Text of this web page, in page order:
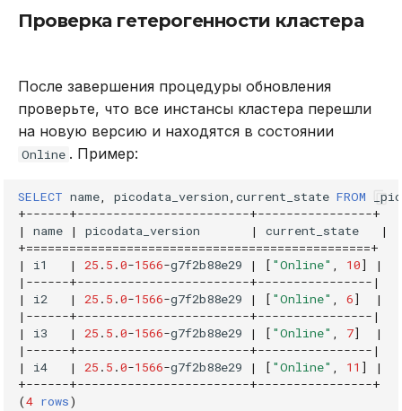
Проверка гетерогенности кластера
После завершения процедуры обновления
проверьте, что все инстансы кластера перешли
на новую версию и находятся в состоянии
Online . Пример:
SELECT name, picodata_version, current_state FROM
+------+------------------------+----------------+
|
name | picodata_version | current_state
|
+================================================+
|
i1 | 25 . 5 .0-1566-g7f2b88e29 | [ "Online" , 10]
|
| ------+------------------------+----------------|
|
i2 | 25 . 5 .0-1566-g7f2b88e29 | [ "Online" , 6]
|
| ------+------------------------+----------------|
|
i3 | 25 . 5 .0-1566-g7f2b88e29 | [ "Online" , 7]
|
| ------+------------------------+----------------|
|
i4 | 25 . 5 .0-1566-g7f2b88e29 | [ "Online" , 11 ]
|
+------+------------------------+----------------+
(4 rows)